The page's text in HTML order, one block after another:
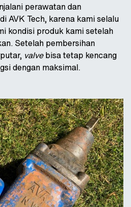
perawatan dan
AVK Tech, karena kami selalu
kondisi produk kami setelah
Setelah pembersihan
valvebisa tetap kencang
dengan maksimal.